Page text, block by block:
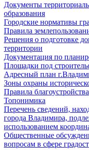
Документы
образования
Городские нормативы
Правила
Решения о подготовке
территории
Документация по
Площадки под
Адресный план
Зоны охраны
Правила благоустройства
Топонимика
Перечень сведений,
города Владимира,
использованием
Общественные
вопросам в сфере